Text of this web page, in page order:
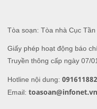
Tòa soạn: Tòa nhà Cục
Giấy phép hoạt động báo
Truyền thông cấp ngày 07/
Hotline nội dung:
Email: toasoan@infonet.vn